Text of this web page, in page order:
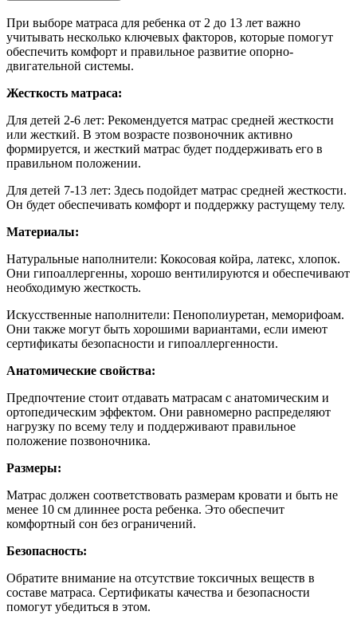
При выборе матраса для ребенка от 2 до 13 лет важно
учитывать несколько ключевых факторов, которые помогут
обеспечить комфорт и правильное развитие опорно-
двигательной системы.
Жесткость матраса:
Для детей 2-6 лет: Рекомендуется матрас средней жесткости
или жесткий. В этом возрасте позвоночник активно
формируется, и жесткий матрас будет поддерживать его в
правильном положении.
Для детей 7-13 лет: Здесь подойдет матрас средней жесткости.
Он будет обеспечивать комфорт и поддержку растущему телу.
Материалы:
Натуральные наполнители: Кокосовая койра, латекс, хлопок.
Они гипоаллергенны, хорошо вентилируются и обеспечивают
необходимую жесткость.
Искусственные наполнители: Пенополиуретан, меморифоам.
Они также могут быть хорошими вариантами, если имеют
сертификаты безопасности и гипоаллергенности.
Анатомические свойства:
Предпочтение стоит отдавать матрасам с анатомическим и
ортопедическим эффектом. Они равномерно распределяют
нагрузку по всему телу и поддерживают правильное
положение позвоночника.
Размеры:
Матрас должен соответствовать размерам кровати и быть не
менее 10 см длиннее роста ребенка. Это обеспечит
комфортный сон без ограничений.
Безопасность:
Обратите внимание на отсутствие токсичных веществ в
составе матраса. Сертификаты качества и безопасности
помогут убедиться в этом.